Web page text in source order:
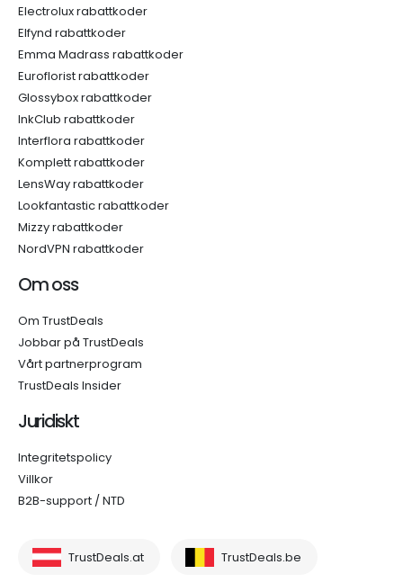
Electrolux rabattkoder
Elfynd rabattkoder
Emma Madrass rabattkoder
Euroflorist rabattkoder
Glossybox rabattkoder
InkClub rabattkoder
Interflora rabattkoder
Komplett rabattkoder
LensWay rabattkoder
Lookfantastic rabattkoder
Mizzy rabattkoder
NordVPN rabattkoder
Om oss
Om TrustDeals
Jobbar på TrustDeals
Vårt partnerprogram
TrustDeals Insider
Juridiskt
Integritetspolicy
Villkor
B2B-support / NTD
TrustDeals.at TrustDeals.be